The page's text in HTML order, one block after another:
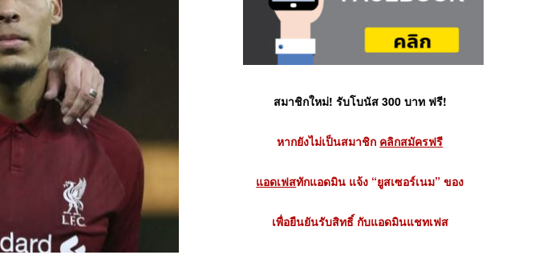
สมาชิกใหม่! รับโบนัส 300 บาท ฟรี!
หากยังไม่เป็นสมาชิก คลิกสมัครฟรี
แอดเฟสทักแอดมิน แจ้ง “ยูสเซอร์เนม” ของ
เพื่อยืนยันรับสิทธิ์ กับแอดมินแชทเฟส